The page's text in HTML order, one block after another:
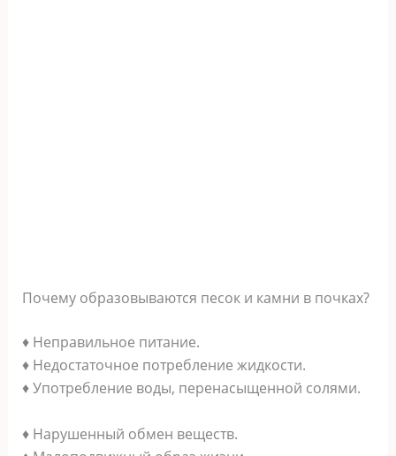
Почему образовываются песок и камни в почках?
♦ Неправильное питание.
♦ Недостаточное потребление жидкости.
♦ Употребление воды, перенасыщенной солями.
♦ Нарушенный обмен веществ.